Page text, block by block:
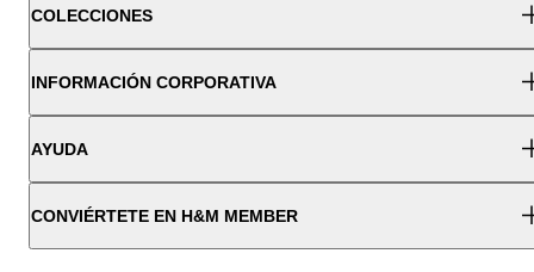
COLECCIONES
INFORMACIÓN CORPORATIVA
AYUDA
CONVIÉRTETE EN H&M MEMBER